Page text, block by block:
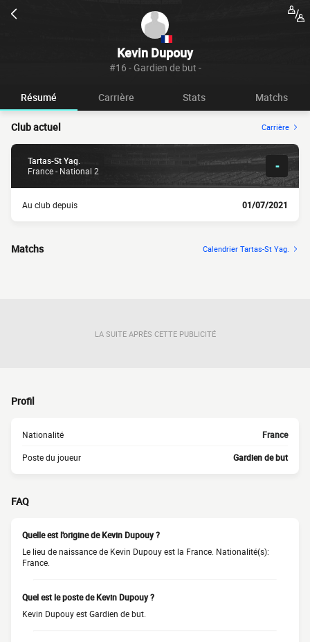
Kevin Dupouy
#16 - Gardien de but -
Résumé Carrière Stats Matchs
Club actuel Carrière
Tartas-St Yag.
France - National 2
-
Au club depuis 01/07/2021
Matchs Calendrier Tartas-St Yag.
LA SUITE APRÈS CETTE PUBLICITÉ
Profil
Nationalité France
Poste du joueur Gardien de but
FAQ
Quelle est l'origine de Kevin Dupouy ?
Le lieu de naissance de Kevin Dupouy est la France. Nationalité(s):
France.
Quel est le poste de Kevin Dupouy ?
Kevin Dupouy est Gardien de but.